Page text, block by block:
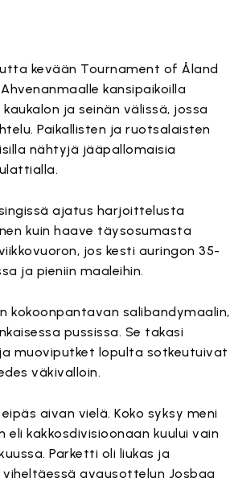
kevään Tournament of Åland
kansipaikoilla
ja seinän välissä, jossa
Paikallisten ja ruotsalaisten
nähtyjä jääpallomaisia
ajatus harjoittelusta
kuin haave täysosumasta
jos kesti auringon 35-
ja pieniin maaleihin.
kokoonpantavan salibandymaalin,
pussissa. Se takasi
muoviputket lopulta sotkeutuivat
väkivalloin.
aivan vielä. Koko syksy meni
kakkosdivisioonaan kuului vain
Parketti oli liukas ja
avausottelun Josbaa